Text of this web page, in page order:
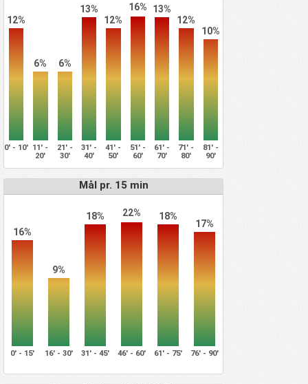
12%
6% 6%
13%
12%
16%
13%
12%
10%
0' - 10' 11' -
20'
21' -
30'
31' -
40'
41' -
50'
51' -
60'
61' -
70'
71' -
80'
81' -
90'
Mål pr. 15 min
16%
9%
18% 22% 18%
17%
0' - 15' 16' - 30' 31' - 45' 46' - 60' 61' - 75' 76' - 90'